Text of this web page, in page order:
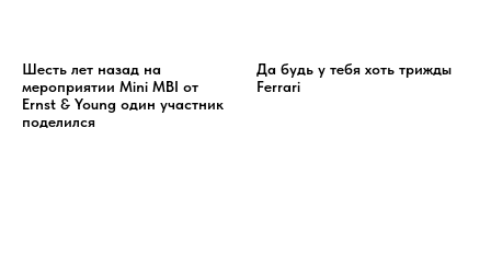
Шесть лет назад на
мероприятии Mini MBI от
Ernst & Young один участник
поделился
Да будь у тебя хоть трижды
Ferrari